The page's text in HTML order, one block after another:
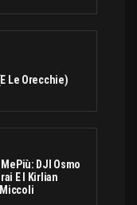
Le Orecchie)
DJI Osmo
E I Kirlian